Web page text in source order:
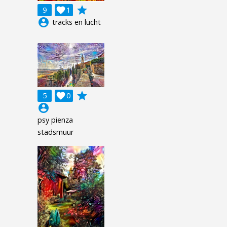
9 1

grade
account_circle tracks en lucht
5 0

grade
account_circle
psy pienza
stadsmuur